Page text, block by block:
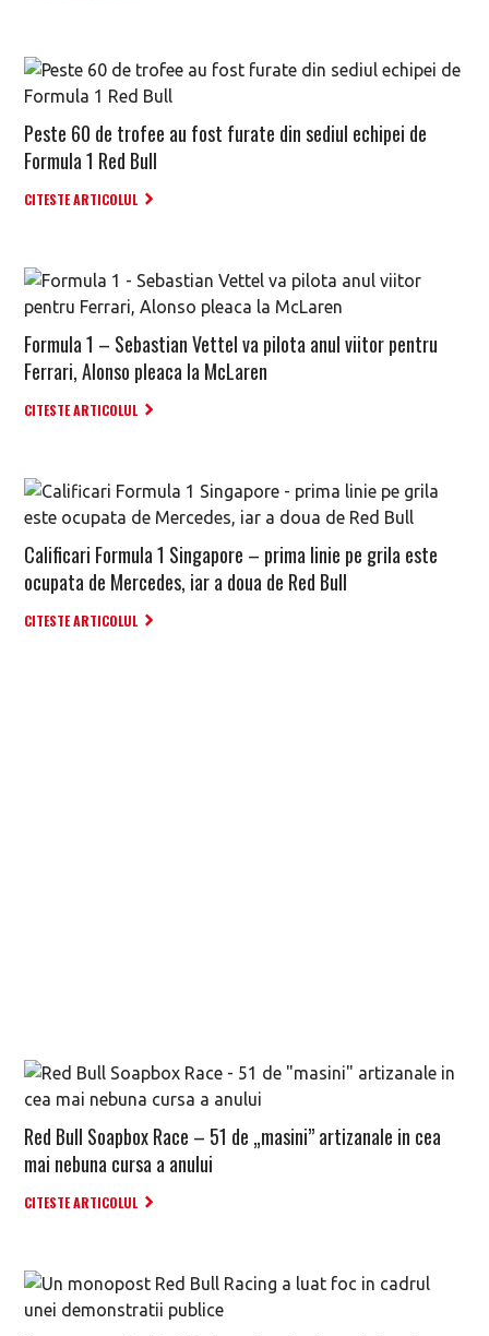
Peste 60 de trofee au fost furate din sediul echipei de
Formula 1 Red Bull
CITESTE ARTICOLUL
Formula 1 – Sebastian Vettel va pilota anul viitor pentru
Ferrari, Alonso pleaca la McLaren
CITESTE ARTICOLUL
Calificari Formula 1 Singapore – prima linie pe grila este
ocupata de Mercedes, iar a doua de Red Bull
CITESTE ARTICOLUL
Red Bull Soapbox Race – 51 de „masini” artizanale in cea
mai nebuna cursa a anului
CITESTE ARTICOLUL